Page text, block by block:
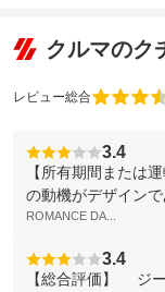
クルマのク
レビュー総合
3.4
【所有期間または
の動機がデザイン
ROMANCE DA...
3.4
【総合評価】 ジ